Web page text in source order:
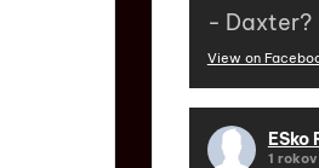
- Daxter?
View on
ESko
1